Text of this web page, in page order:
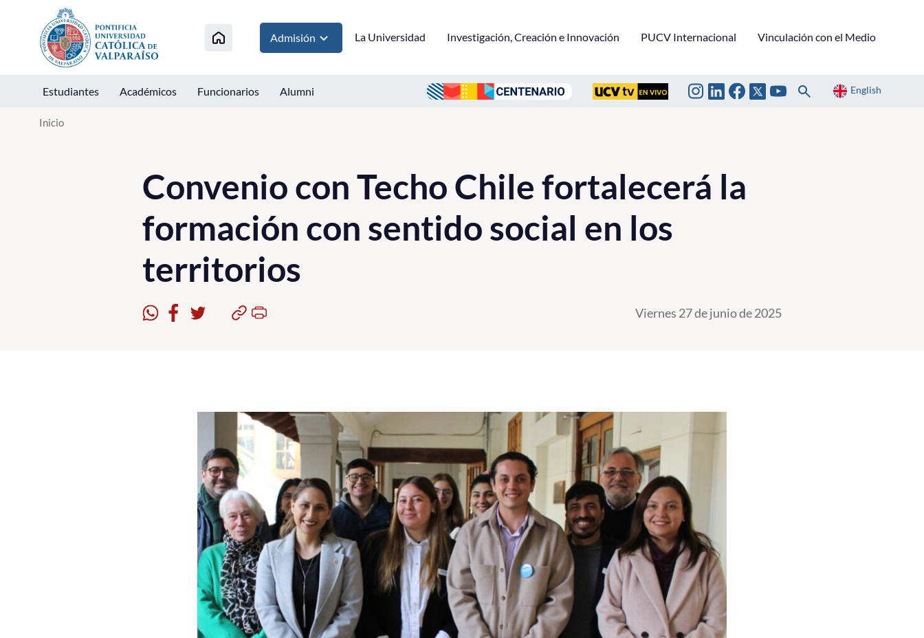
Click acá para ir directamente al contenido
Admisión La Universidad Investigación, Creación e Innovación PUCV Internacional Vinculación con el Medio
Estudiantes Académicos Funcionarios Alumni English
Inicio
Convenio con Techo Chile fortalecerá la
formación con sentido social en los
territorios
Viernes 27 de junio de 2025